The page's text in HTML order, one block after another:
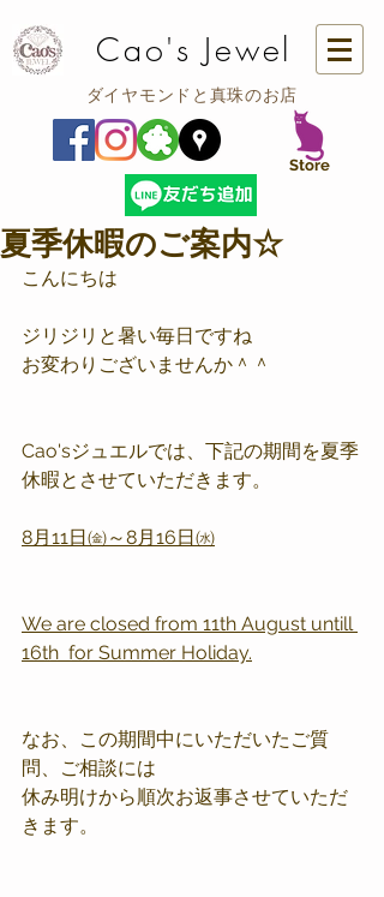
Cao's Jewel
ダイヤモンドと真珠のお店
​Store
夏季休暇のご案内☆
こんにちは
ジリジリと暑い毎日ですね
お変わりございませんか＾＾
Cao'sジュエルでは、下記の期間を夏季
休暇とさせていただきます。
8月11日㈮～8月16日㈬
We are closed from 11th August untill
16th  for Summer Holiday.
なお、この期間中にいただいたご質
問、ご相談には
休み明けから順次お返事させていただ
きます。